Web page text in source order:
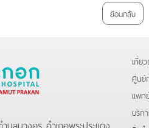
ย้อนกลับ
ลบางครุ อำเภอพระประแดง
เกี่ย
ศูนย์
แพท
บริก